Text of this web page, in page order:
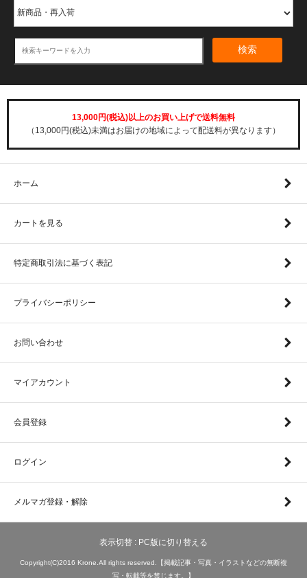
検索
13,000円(税込)以上のお買い上げで送料無料
（13,000円(税込)未満はお届けの地域によって配送料が異なります）
ホーム
カートを見る
特定商取引法に基づく表記
プライバシーポリシー
お問い合わせ
マイアカウント
会員登録
ログイン
メルマガ登録・解除
表示切替 : PC版に切り替える
Copyright(C)2016 Krone.All rights reserved.【掲載記事・写真・イラストなどの無断複
写・転載等を禁じます。】